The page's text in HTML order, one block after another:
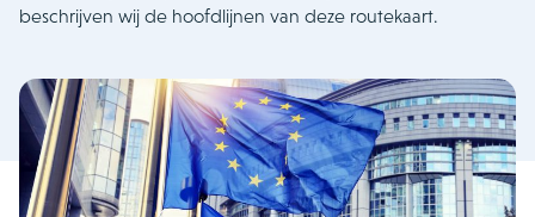
beschrijven wij de hoofdlijnen van deze routekaart.